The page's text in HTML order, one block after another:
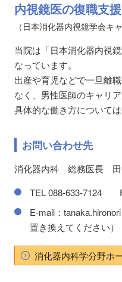
内視鏡医の復職支援
（日本消化器内視鏡学会キ
当院は「日本消化器内視
なっています。
出産や育児などで一旦離
なく、男性医師のキャリ
具体的な働き方について
お問い合わせ先
消化器内科 総務医長 田
TEL 088-633-7124
E-mail：
置き換えてください）
消化器内科学分野ホ